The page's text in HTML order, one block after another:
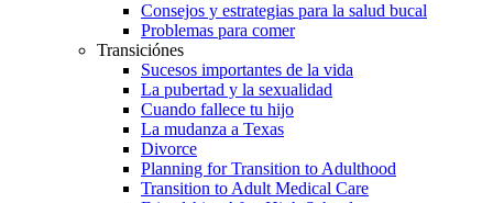
Consejos y estrategias para la salud bucal
Problemas para comer
Transiciónes
Sucesos importantes de la vida
La pubertad y la sexualidad
Cuando fallece tu hijo
La mudanza a Texas
Divorce
Planning for Transition to Adulthood
Transition to Adult Medical Care